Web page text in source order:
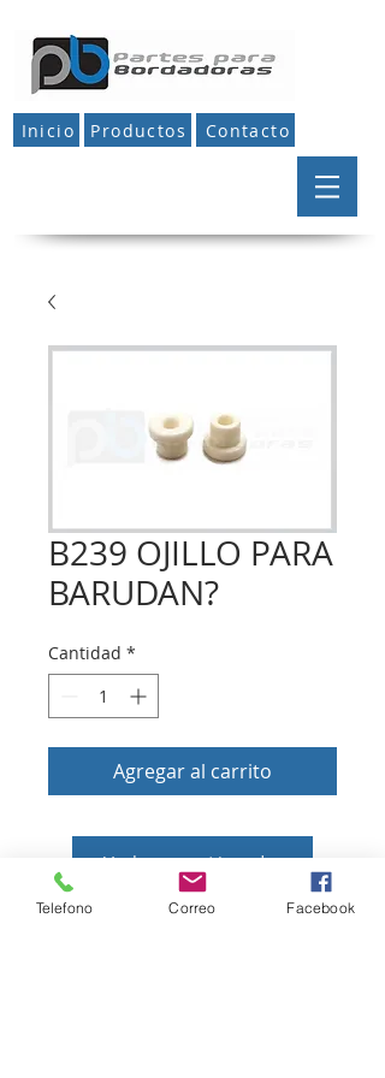
Inicio Productos Contacto
B239 OJILLO PARA
BARUDAN?
Cantidad *
Agregar al carrito
Volver a tienda
Telefono Correo Facebook